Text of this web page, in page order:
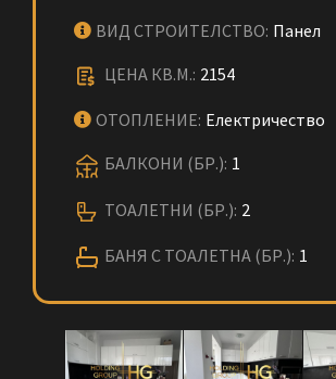
ВИД СТРОИТЕЛСТВО: Панел
ЦЕНА КВ.М.: 2154
ОТОПЛЕНИЕ: Електричество
БАЛКОНИ (БР.): 1
ТОАЛЕТНИ (БР.): 2
БАНЯ С ТОАЛЕТНА (БР.): 1